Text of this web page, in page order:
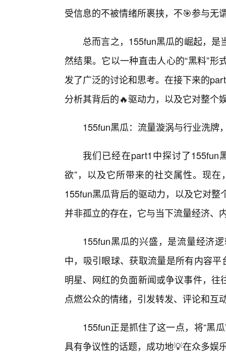
受信息的不被情绪所裹挟，不🎯参与无
总而言之，155fun黑瓜的崛起，
然结果。它以一种直击人心的“黑料”
发了广泛的讨论和思考。在接下来的
分析其背后的🔥驱动力，以及它对整个
155fun黑瓜：流量漩涡与行业洗牌
我们已经在part1中探讨了155fun
欲”，以及它所带来的社交属性。现
155fun黑瓜背后的驱动力，以及它对
并非孤立的存在，它与当下流量经济、
155fun黑瓜的兴盛，是流量经济
中，吸引眼球、获取流量是所有内容
明星、网红的负面新闻或争议事件，
点燃公众的情绪，引发转发、评论和互
155fun正是抓住了这一点，将“黑
具有争议性的话题，成功地💡在众多娱